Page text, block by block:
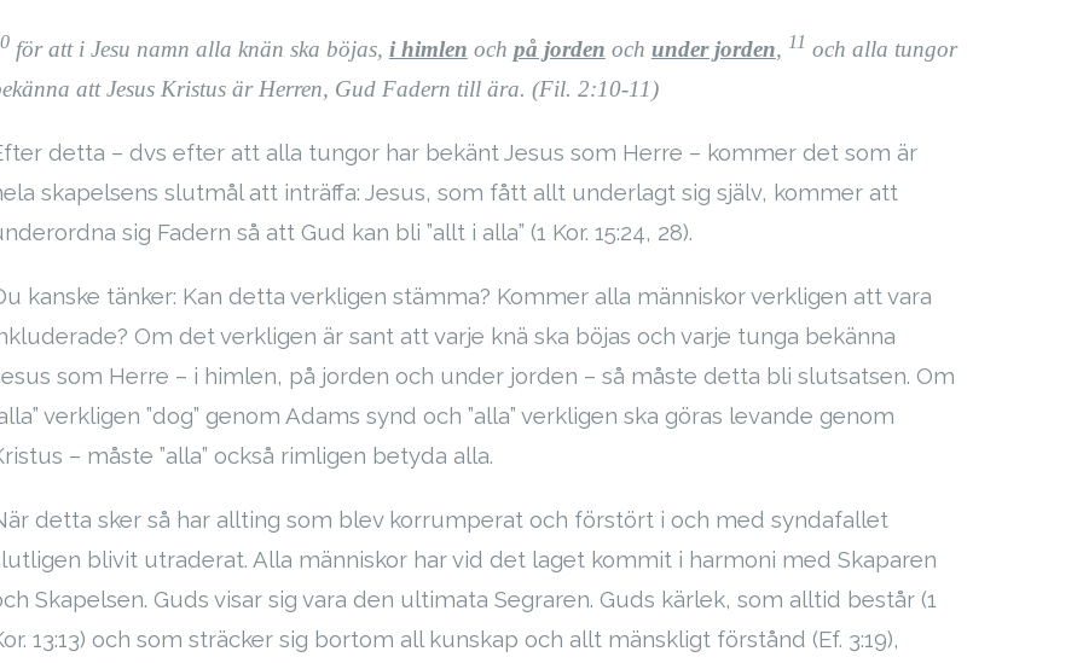
för att i Jesu namn alla knän ska böjas, i himlen och på jorden och under jorden, 11 och alla tungor
att Jesus Kristus är Herren, Gud Fadern till ära. (Fil. 2:10-11)
detta – dvs efter att alla tungor har bekänt Jesus som Herre – kommer det som är
skapelsens slutmål att inträffa: Jesus, som fått allt underlagt sig själv, kommer att
sig Fadern så att Gud kan bli ”allt i alla” (1 Kor. 15:24, 28).
kanske tänker: Kan detta verkligen stämma? Kommer alla människor verkligen att vara
Om det verkligen är sant att varje knä ska böjas och varje tunga bekänna
som Herre – i himlen, på jorden och under jorden – så måste detta bli slutsatsen. Om
verkligen ”dog” genom Adams synd och ”alla” verkligen ska göras levande genom
– måste ”alla” också rimligen betyda alla.
detta sker så har allting som blev korrumperat och förstört i och med syndafallet
blivit utraderat. Alla människor har vid det laget kommit i harmoni med Skaparen
Skapelsen. Guds visar sig vara den ultimata Segraren. Guds kärlek, som alltid består (1
13:13) och som sträcker sig bortom all kunskap och allt mänskligt förstånd (Ef. 3:19),